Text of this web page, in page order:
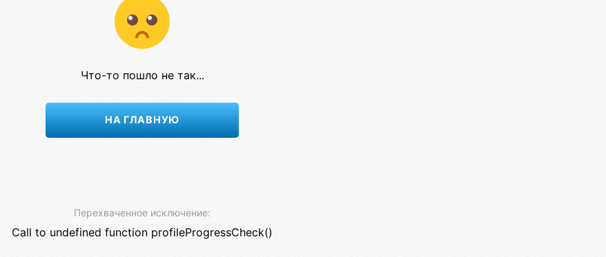
Что-то пошло не так...
НА ГЛАВНУЮ
Перехваченное исключение:
Call to undefined function profileProgressCheck()